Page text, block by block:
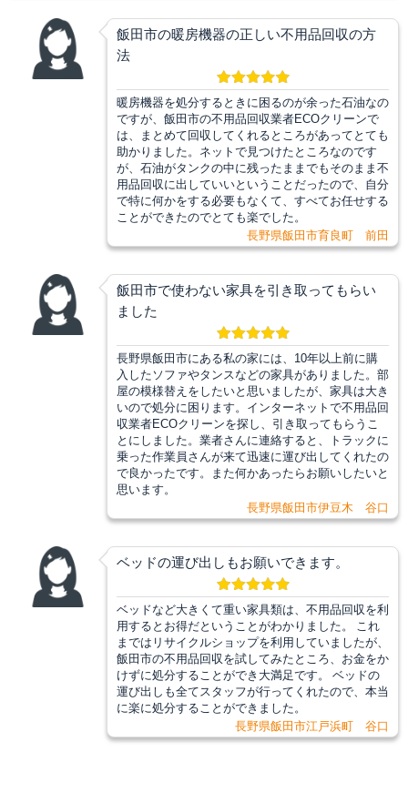
飯田市の暖房機器の正しい不用品回収の方
法
暖房機器を処分するときに困るのが余った石油なの
ですが、飯田市の不用品回収業者ECOクリーンで
は、まとめて回収してくれるところがあってとても
助かりました。ネットで見つけたところなのです
が、石油がタンクの中に残ったままでもそのまま不
用品回収に出していいということだったので、自分
で特に何かをする必要もなくて、すべてお任せする
ことができたのでとても楽でした。
長野県飯田市育良町 前田
飯田市で使わない家具を引き取ってもらい
ました
長野県飯田市にある私の家には、10年以上前に購
入したソファやタンスなどの家具がありました。部
屋の模様替えをしたいと思いましたが、家具は大き
いので処分に困ります。インターネットで不用品回
収業者ECOクリーンを探し、引き取ってもらうこ
とにしました。業者さんに連絡すると、トラックに
乗った作業員さんが来て迅速に運び出してくれたの
で良かったです。また何かあったらお願いしたいと
思います。
長野県飯田市伊豆木 谷口
ベッドの運び出しもお願いできます。
ベッドなど大きくて重い家具類は、不用品回収を利
用するとお得だということがわかりました。 これ
まではリサイクルショップを利用していましたが、
飯田市の不用品回収を試してみたところ、お金をか
けずに処分することができ大満足です。 ベッドの
運び出しも全てスタッフが行ってくれたので、本当
に楽に処分することができました。
長野県飯田市江戸浜町 谷口